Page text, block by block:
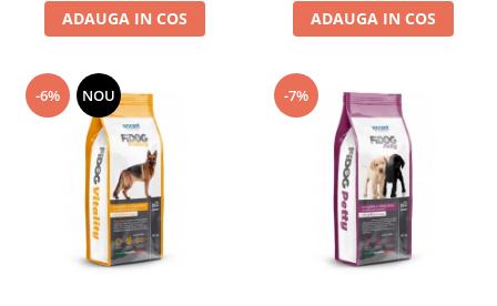
ADAUGA IN COS ADAUGA IN COS
-6% NOU -7%